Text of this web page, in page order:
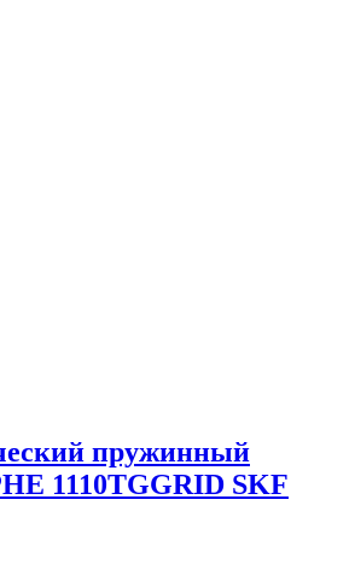
пружинный
1110TGGRID SKF